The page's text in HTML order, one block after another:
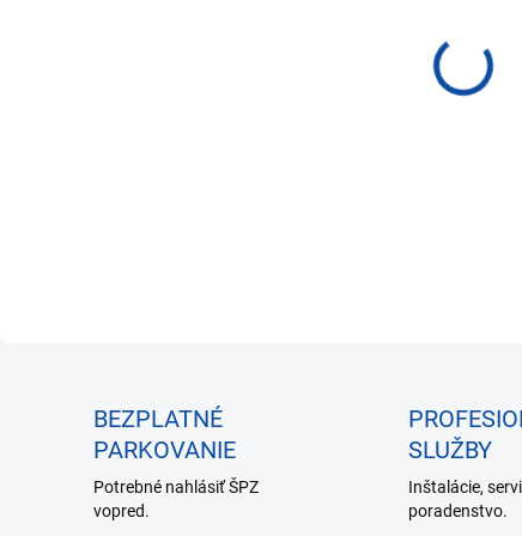
cena:
NA
BEZPLATNÉ
PARKOVANIE
Potrebné nahlásiť ŠPZ
vopred.
SLUŽBY
Inštalácie,
poradenstvo.